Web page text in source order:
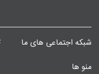
شبکه اجتماعی های ما
منو ها